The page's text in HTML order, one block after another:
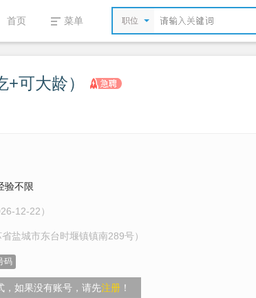
首页 菜单 职位
可大龄）
验不限
12-22）
省盐城市东台时堰镇镇南289号）
码
，如果没有账号，请先注册 ！